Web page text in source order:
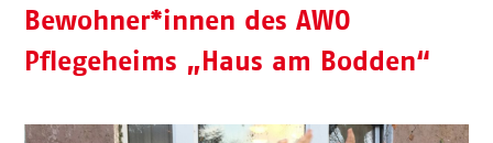
Bewohner*innen des AWO
Pflegeheims „Haus am Bodden“